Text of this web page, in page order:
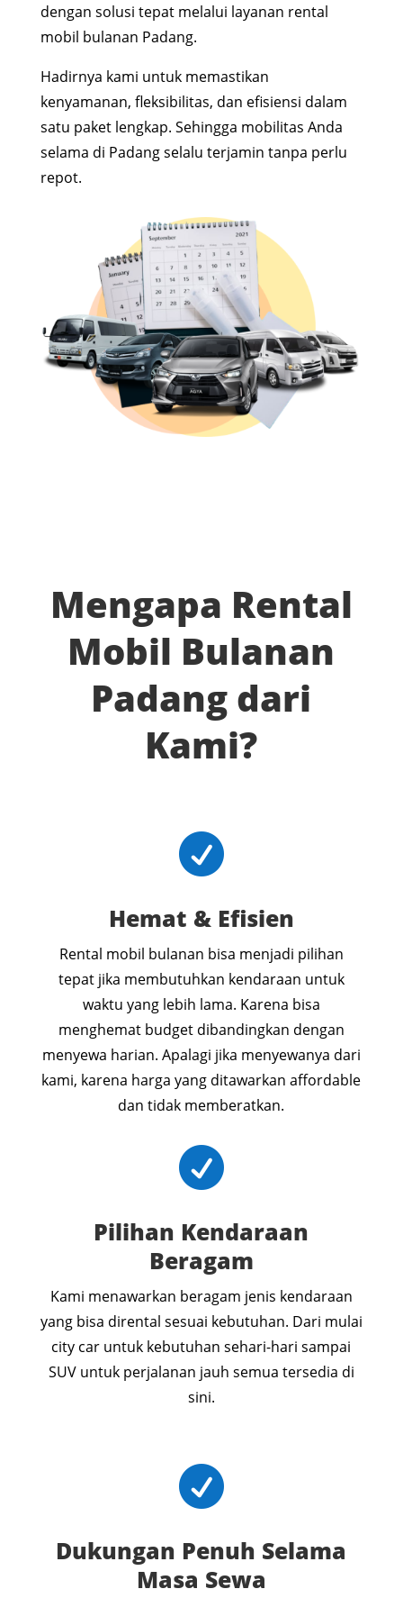
dengan solusi tepat melalui layanan rental
mobil bulanan Padang.
Hadirnya kami untuk memastikan
kenyamanan, fleksibilitas, dan efisiensi dalam
satu paket lengkap. Sehingga mobilitas Anda
selama di Padang selalu terjamin tanpa perlu
repot.
Mengapa Rental
Mobil Bulanan
Padang dari
Kami?

Hemat & Efisien
Rental mobil bulanan bisa menjadi pilihan
tepat jika membutuhkan kendaraan untuk
waktu yang lebih lama. Karena bisa
menghemat budget dibandingkan dengan
menyewa harian. Apalagi jika menyewanya dari
kami, karena harga yang ditawarkan affordable
dan tidak memberatkan.

Pilihan Kendaraan
Beragam
Kami menawarkan beragam jenis kendaraan
yang bisa dirental sesuai kebutuhan. Dari mulai
city car untuk kebutuhan sehari-hari sampai
SUV untuk perjalanan jauh semua tersedia di
sini.

Dukungan Penuh Selama
Masa Sewa